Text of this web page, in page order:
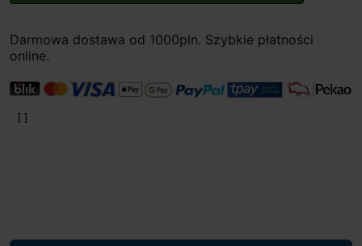
Darmowa dostawa od 1000pln. Szybkie płatności
online.